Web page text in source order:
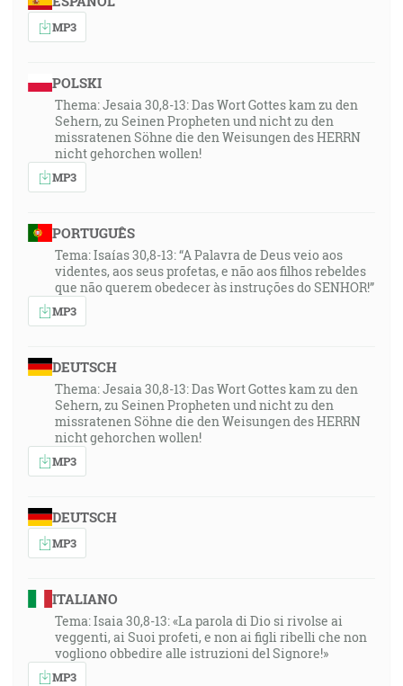
MP3
POLSKI
Thema: Jesaia 30,8-13: Das Wort Gottes kam zu den
Sehern, zu Seinen Propheten und nicht zu den
missratenen Söhne die den Weisungen des HERRN
nicht gehorchen wollen!
MP3
PORTUGUÊS
Tema: Isaías 30,8-13: “A Palavra de Deus veio aos
videntes, aos seus profetas, e não aos filhos rebeldes
que não querem obedecer às instruções do SENHOR!”
MP3
DEUTSCH
Thema: Jesaia 30,8-13: Das Wort Gottes kam zu den
Sehern, zu Seinen Propheten und nicht zu den
missratenen Söhne die den Weisungen des HERRN
nicht gehorchen wollen!
MP3
DEUTSCH
MP3
ITALIANO
Tema: Isaia 30,8-13: «La parola di Dio si rivolse ai
veggenti, ai Suoi profeti, e non ai figli ribelli che non
vogliono obbedire alle istruzioni del Signore!»
MP3